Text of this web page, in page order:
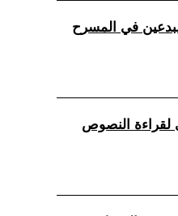
في المسرح
لقراءة النصوص